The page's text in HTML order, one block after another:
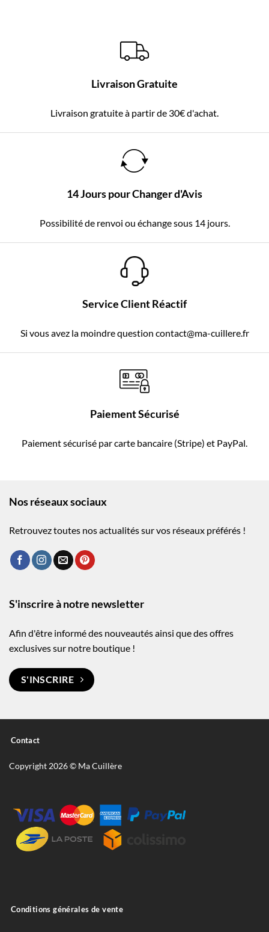
Livraison Gratuite
Livraison gratuite à partir de 30€ d'achat.
14 Jours pour Changer d'Avis
Possibilité de renvoi ou échange sous 14 jours.
Service Client Réactif
Si vous avez la moindre question contact@ma-cuillere.fr
Paiement Sécurisé
Paiement sécurisé par carte bancaire (Stripe) et PayPal.
Nos réseaux sociaux
Retrouvez toutes nos actualités sur vos réseaux préférés !
S'inscrire à notre newsletter
Afin d'être informé des nouveautés ainsi que des offres
exclusives sur notre boutique !
S'INSCRIRE
Contact
Copyright 2026 © Ma Cuillère
Conditions générales de vente